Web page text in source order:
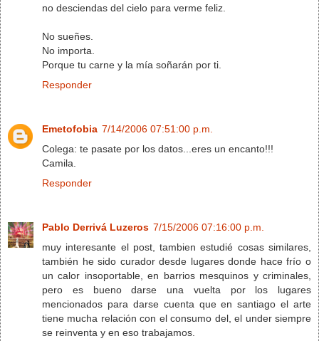
no desciendas del cielo para verme feliz.
No sueñes.
No importa.
Porque tu carne y la mía soñarán por ti.
Responder
Emetofobia 7/14/2006 07:51:00 p.m.
Colega: te pasate por los datos...eres un encanto!!!
Camila.
Responder
Pablo Derrivá Luzeros 7/15/2006 07:16:00 p.m.
muy interesante el post, tambien estudié cosas similares,
también he sido curador desde lugares donde hace frío o
un calor insoportable, en barrios mesquinos y criminales,
pero es bueno darse una vuelta por los lugares
mencionados para darse cuenta que en santiago el arte
tiene mucha relación con el consumo del, el under siempre
se reinventa y en eso trabajamos.